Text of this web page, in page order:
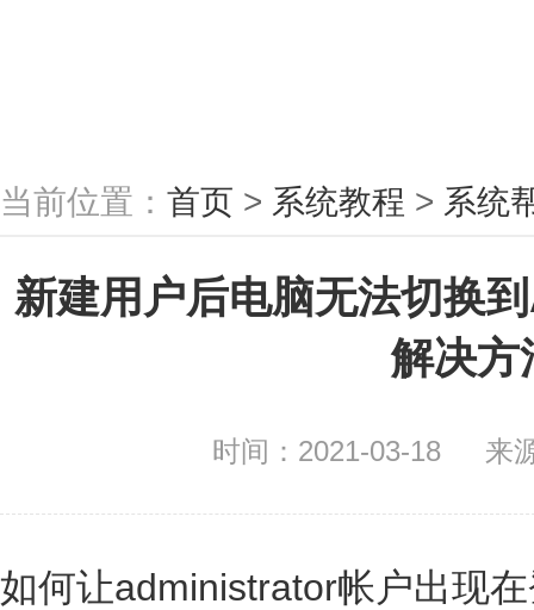
当前位置： 首页 > 系统教程 > 系统
新建用户后电脑无法切换
解决方
时间：2021-03-18 来
如何让administrator帐户出现